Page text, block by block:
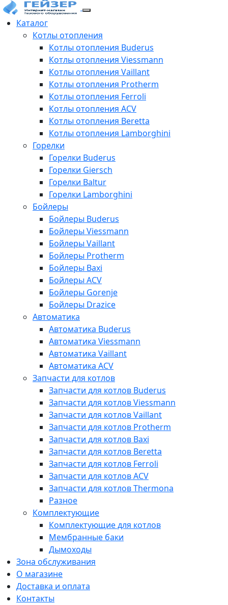
Каталог
Котлы отопления
Котлы отопления Buderus
Котлы отопления Viessmann
Котлы отопления Vaillant
Котлы отопления Protherm
Котлы отопления Ferroli
Котлы отопления ACV
Котлы отопления Beretta
Котлы отопления Lamborghini
Горелки
Горелки Buderus
Горелки Giersch
Горелки Baltur
Горелки Lamborghini
Бойлеры
Бойлеры Buderus
Бойлеры Viessmann
Бойлеры Vaillant
Бойлеры Protherm
Бойлеры Baxi
Бойлеры ACV
Бойлеры Gorenje
Бойлеры Drazice
Автоматика
Автоматика Buderus
Автоматика Viessmann
Автоматика Vaillant
Автоматика ACV
Запчасти для котлов
Запчасти для котлов Buderus
Запчасти для котлов Viessmann
Запчасти для котлов Vaillant
Запчасти для котлов Protherm
Запчасти для котлов Baxi
Запчасти для котлов Beretta
Запчасти для котлов Ferroli
Запчасти для котлов ACV
Запчасти для котлов Thermona
Разное
Комплектующие
Комплектующие для котлов
Мембранные баки
Дымоходы
Зона обслуживания
О магазине
Доставка и оплата
Контакты